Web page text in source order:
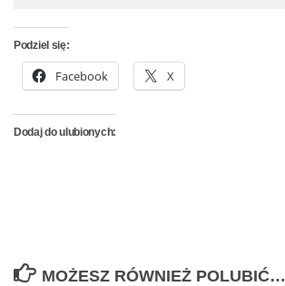
Podziel się:
Facebook X
Dodaj do ulubionych:
MOŻESZ RÓWNIEŻ POLUBIĆ…